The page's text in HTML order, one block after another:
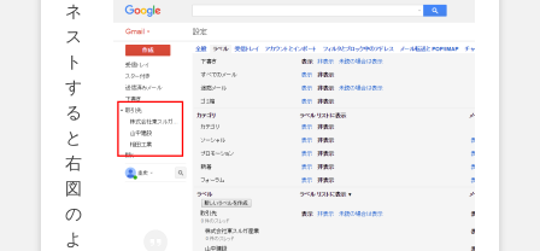
ネ
ス
ト
す
る
と
右
図
の
よ